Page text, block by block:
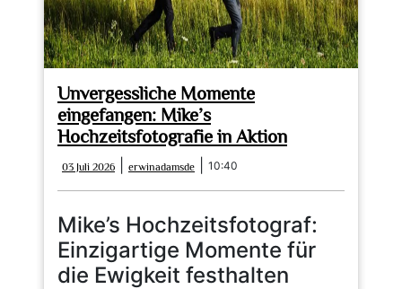
Unvergessliche Momente
eingefangen: Mike’s
Hochzeitsfotografie in Aktion
03 Juli 2026
Juli
2026
erwinadamsde erwinadamsde
10:40
Mike’s Hochzeitsfotograf:
Einzigartige Momente für
die Ewigkeit festhalten